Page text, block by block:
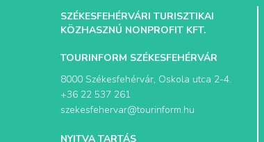
SZÉKESFEHÉRVÁRI TURISZTIKAI
KÖZHASZNÚ NONPROFIT KFT.
TOURINFORM SZÉKESFEHÉRVÁR
8000 Székesfehérvár, Oskola utca 2-4.
+36 22 537 261
szekesfehervar@tourinform.hu
NYITVA TARTÁS